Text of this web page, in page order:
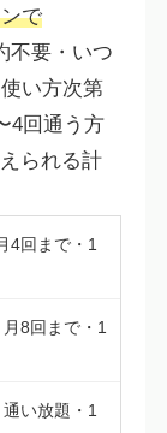
で
不要・いつ
い方次第
4回通う方
られる計
4回まで・1
8回まで・1
い放題・1